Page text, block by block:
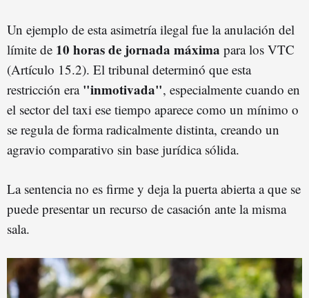
Un ejemplo de esta asimetría ilegal fue la anulación del
límite de 10 horas de jornada máxima para los VTC
(Artículo 15.2). El tribunal determinó que esta
restricción era "inmotivada", especialmente cuando en
el sector del taxi ese tiempo aparece como un mínimo o
se regula de forma radicalmente distinta, creando un
agravio comparativo sin base jurídica sólida.
La sentencia no es firme y deja la puerta abierta a que se
puede presentar un recurso de casación ante la misma
sala.